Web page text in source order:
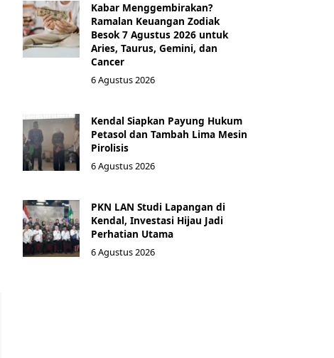
Kabar Menggembirakan?
Ramalan Keuangan Zodiak
Besok 7 Agustus 2026 untuk
Aries, Taurus, Gemini, dan
Cancer
6 Agustus 2026
Kendal Siapkan Payung Hukum
Petasol dan Tambah Lima Mesin
Pirolisis
6 Agustus 2026
PKN LAN Studi Lapangan di
Kendal, Investasi Hijau Jadi
Perhatian Utama
6 Agustus 2026